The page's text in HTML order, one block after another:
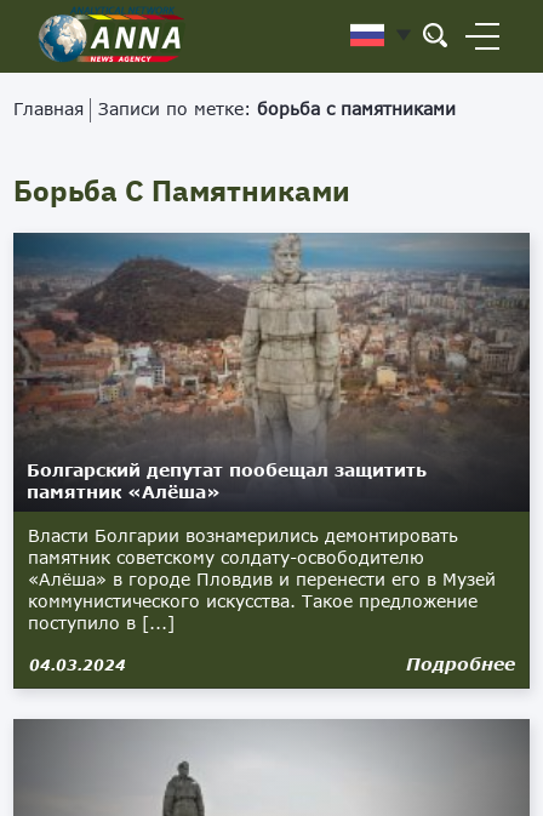
Главная Записи по метке:борьба с памятниками
Борьба С Памятниками
Болгарский депутат пообещал защитить
памятник «Алёша»
Власти Болгарии вознамерились демонтировать
памятник советскому солдату-освободителю
«Алёша» в городе Пловдив и перенести его в Музей
коммунистического искусства. Такое предложение
поступило в [...]
04.03.2024 Подробнее